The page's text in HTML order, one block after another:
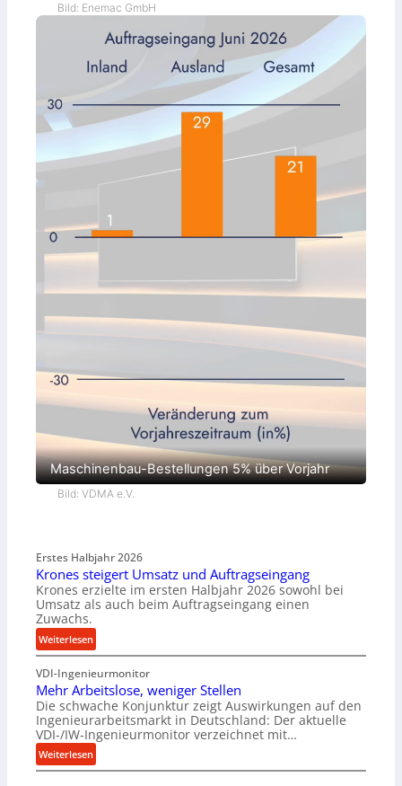
Bild: Enemac GmbH
Maschinenbau-Bestellungen 5% über Vorjahr
Bild: VDMA e.V.
Erstes Halbjahr 2026
Krones steigert Umsatz und Auftragseingang
Krones erzielte im ersten Halbjahr 2026 sowohl bei
Umsatz als auch beim Auftragseingang einen
Zuwachs.
Weiterlesen:
K
r
o
n
e
s
s
t
VDI-Ingenieurmonitor
Mehr Arbeitslose, weniger Stellen
Die schwache Konjunktur zeigt Auswirkungen auf den
Ingenieurarbeitsmarkt in Deutschland: Der aktuelle
VDI-/IW-Ingenieurmonitor verzeichnet mit…
Weiterlesen:
M